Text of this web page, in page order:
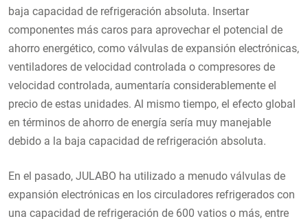
baja capacidad de refrigeración absoluta. Insertar
componentes más caros para aprovechar el potencial de
ahorro energético, como válvulas de expansión electrónicas,
ventiladores de velocidad controlada o compresores de
velocidad controlada, aumentaría considerablemente el
precio de estas unidades. Al mismo tiempo, el efecto global
en términos de ahorro de energía sería muy manejable
debido a la baja capacidad de refrigeración absoluta.
En el pasado, JULABO ha utilizado a menudo válvulas de
expansión electrónicas en los circuladores refrigerados con
una capacidad de refrigeración de 600 vatios o más, entre